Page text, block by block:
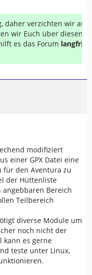
daher verzichten wir auf
wir Euch über diesen
es das Forum
modifiziert
einer GPX Datei eine
für den Aventura zu
der Hüttenliste
Bereich
Teilbereich
diverse Module um
noch nicht der
kann es gerne
teste unter Linux,